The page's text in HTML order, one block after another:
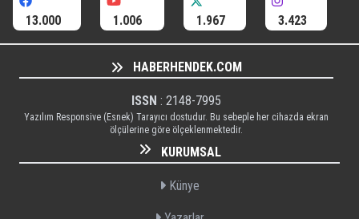
13.000 1.006 1.967 3.423
HABERHENDEK.COM
ISSN : 2148-7995
Yazılım Responsive (Esnek) Tarayıcı dostudur. Bu sebeple her cihazda ekran
ölçülerine göre ölçeklenmektedir.
KURUMSAL
Künye